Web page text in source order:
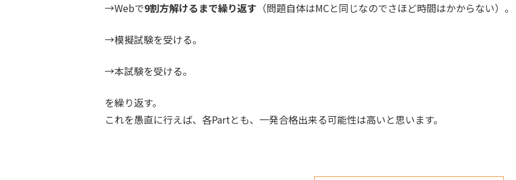
→Webで9割方解けるまで繰り返す （問題自体はMCと同じなのでさほど時間はかからない）。
→模擬試験を受ける。
→本試験を受ける。
を繰り返す。
これを愚直に行えば、各Partとも、一発合格出来る可能性は高いと思います。